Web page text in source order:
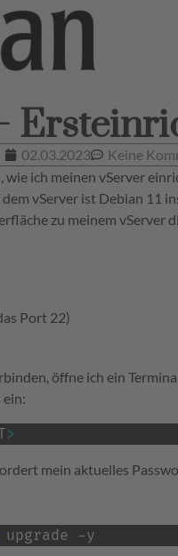
02.03.2023
Keine
wie ich meinen vServer
vServer ist Debian 11
zu meinem vServer
Port 22)
öffne ich ein
ein:
>
mein aktuelles
upgrade -y